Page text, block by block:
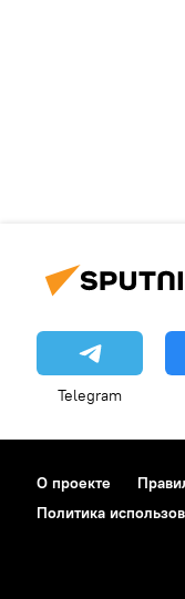
Telegram
О проекте
Политика